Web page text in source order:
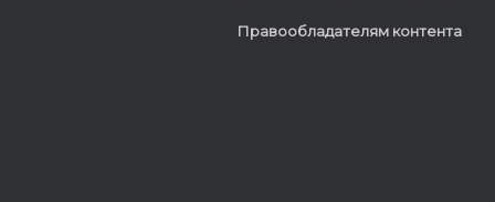
Правообладателям контента